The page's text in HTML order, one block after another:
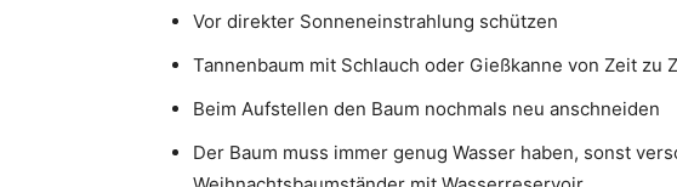
Vor direkter Sonneneinstrahlung schützen
Tannenbaum mit Schlauch oder Gießkanne von Zeit zu
Beim Aufstellen den Baum nochmals neu anschneiden
Der Baum muss immer genug Wasser haben, sonst